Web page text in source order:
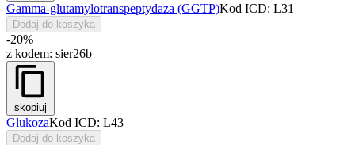
Gamma-glutamylotranspeptydaza (GGTP)Kod ICD: L31
Dodaj do koszyka
-20%
z kodem: sier26b
skopiuj
GlukozaKod ICD: L43
Dodaj do koszyka